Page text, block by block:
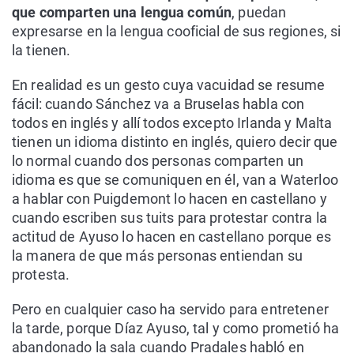
que comparten una lengua común, puedan
expresarse en la lengua cooficial de sus regiones, si
la tienen.
En realidad es un gesto cuya vacuidad se resume
fácil: cuando Sánchez va a Bruselas habla con
todos en inglés y allí todos excepto Irlanda y Malta
tienen un idioma distinto en inglés, quiero decir que
lo normal cuando dos personas comparten un
idioma es que se comuniquen en él, van a Waterloo
a hablar con Puigdemont lo hacen en castellano y
cuando escriben sus tuits para protestar contra la
actitud de Ayuso lo hacen en castellano porque es
la manera de que más personas entiendan su
protesta.
Pero en cualquier caso ha servido para entretener
la tarde, porque Díaz Ayuso, tal y como prometió ha
abandonado la sala cuando Pradales habló en